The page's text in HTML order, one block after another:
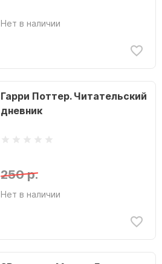
Нет в наличии
Гарри Поттер. Читательский
дневник
250 р.
Нет в наличии